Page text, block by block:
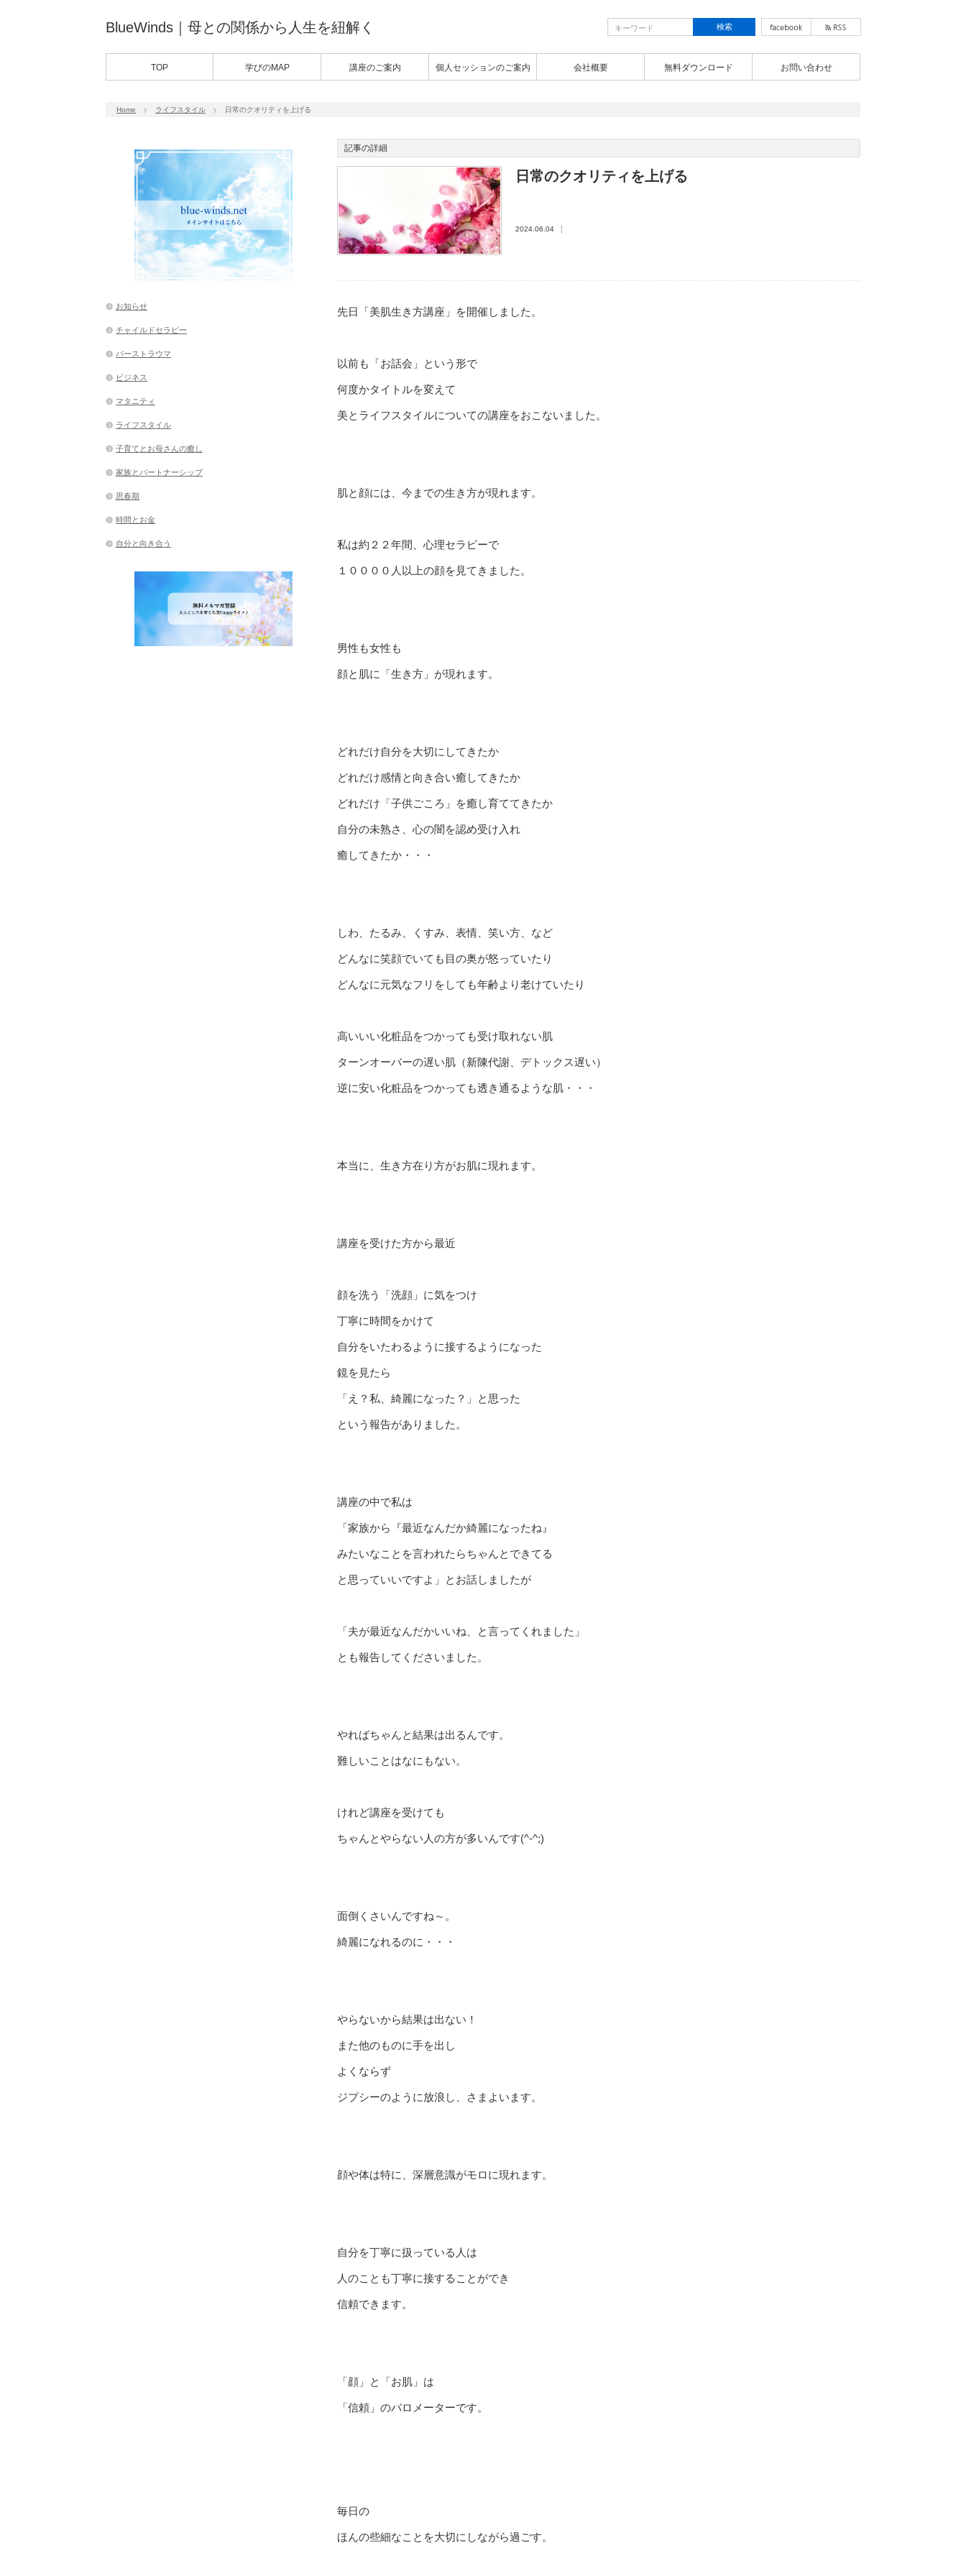
BlueWinds｜母との関係から人生を紐解く
TOP 学びのMAP 講座のご案内 個人セッションのご案内 会社概要 無料ダウンロード お問い合わせ
Home ライフスタイル 日常のクオリティを上げる
記事の詳細
日常のクオリティを上げる
2024.06.04
先日「美肌生き方講座」を開催しました。
以前も「お話会」という形で
何度かタイトルを変えて
美とライフスタイルについての講座をおこないました。
肌と顔には、今までの生き方が現れます。
私は約２２年間、心理セラピーで
１００００人以上の顔を見てきました。
男性も女性も
顔と肌に「生き方」が現れます。
どれだけ自分を大切にしてきたか
どれだけ感情と向き合い癒してきたか
どれだけ「子供ごころ」を癒し育ててきたか
自分の未熟さ、心の闇を認め受け入れ
癒してきたか・・・
しわ、たるみ、くすみ、表情、笑い方、など
どんなに笑顔でいても目の奥が怒っていたり
どんなに元気なフリをしても年齢より老けていたり
高いいい化粧品をつかっても受け取れない肌
ターンオーバーの遅い肌（新陳代謝、デトックス遅い）
逆に安い化粧品をつかっても透き通るような肌・・・
本当に、生き方在り方がお肌に現れます。
講座を受けた方から最近
顔を洗う「洗顔」に気をつけ
丁寧に時間をかけて
自分をいたわるように接するようになった
鏡を見たら
「え？私、綺麗になった？」と思った
という報告がありました。
講座の中で私は
「家族から『最近なんだか綺麗になったね』
みたいなことを言われたらちゃんとできてる
と思っていいですよ」とお話しましたが
「夫が最近なんだかいいね、と言ってくれました」
とも報告してくださいました。
やればちゃんと結果は出るんです。
難しいことはなにもない。
けれど講座を受けても
ちゃんとやらない人の方が多いんです(^-^;)
面倒くさいんですね～。
綺麗になれるのに・・・
やらないから結果は出ない！
また他のものに手を出し
よくならず
ジプシーのように放浪し、さまよいます。
顔や体は特に、深層意識がモロに現れます。
自分を丁寧に扱っている人は
人のことも丁寧に接することができ
信頼できます。
「顔」と「お肌」は
「信頼」のバロメーターです。
毎日の
ほんの些細なことを大切にしながら過ごす。
お知らせ
チャイルドセラピー
バーストラウマ
ビジネス
マタニティ
ライフスタイル
子育てとお母さんの癒し
家族とパートナーシップ
思春期
時間とお金
自分と向き合う